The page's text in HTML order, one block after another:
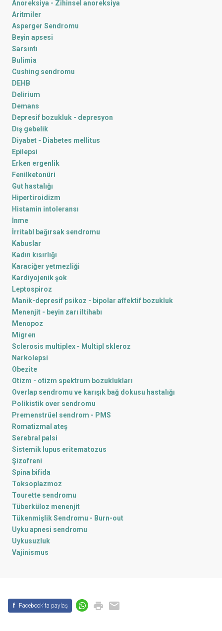
Anoreksiya - Zihinsel anoreksiya
Aritmiler
Asperger Sendromu
Beyin apsesi
Sarsıntı
Bulimia
Cushing sendromu
DEHB
Delirium
Demans
Depresif bozukluk - depresyon
Dış gebelik
Diyabet - Diabetes mellitus
Epilepsi
Erken ergenlik
Fenilketonüri
Gut hastalığı
Hipertiroidizm
Histamin intoleransı
İnme
İrritabl bağırsak sendromu
Kabuslar
Kadın kısırlığı
Karaciğer yetmezliği
Kardiyojenik şok
Leptospiroz
Manik-depresif psikoz - bipolar affektif bozukluk
Menenjit - beyin zarı iltihabı
Menopoz
Migren
Sclerosis multiplex - Multipl skleroz
Narkolepsi
Obezite
Otizm - otizm spektrum bozuklukları
Overlap sendromu ve karışık bağ dokusu hastalığı
Polikistik over sendromu
Premenstrüel sendrom - PMS
Romatizmal ateş
Serebral palsi
Sistemik lupus eritematozus
Şizofreni
Spina bifida
Toksoplazmoz
Tourette sendromu
Tüberküloz menenjit
Tükenmişlik Sendromu - Burn-out
Uyku apnesi sendromu
Uykusuzluk
Vajinismus
f Facebook'ta paylaş